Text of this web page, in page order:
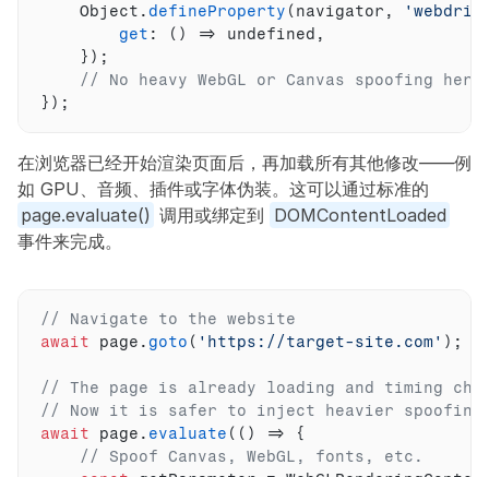
Object . defineProperty ( navigator ,
get : ( ) => undefined ,
} ) ;
// No heavy WebGL or Canvas spoofing
} ) ;
在浏览器已经开始渲染页面后，再加载所有其他修改——例
page.evaluate() 调用或绑定到 DOMContentLoaded
事件来完成。
// Navigate to the website
await
page . goto ( 'https://target-site.com' ) ;
// The page is already loading and timing
// Now it is safer to inject heavier
await
page . evaluate ( ( ) =>
{
// Spoof Canvas, WebGL, fonts, etc.